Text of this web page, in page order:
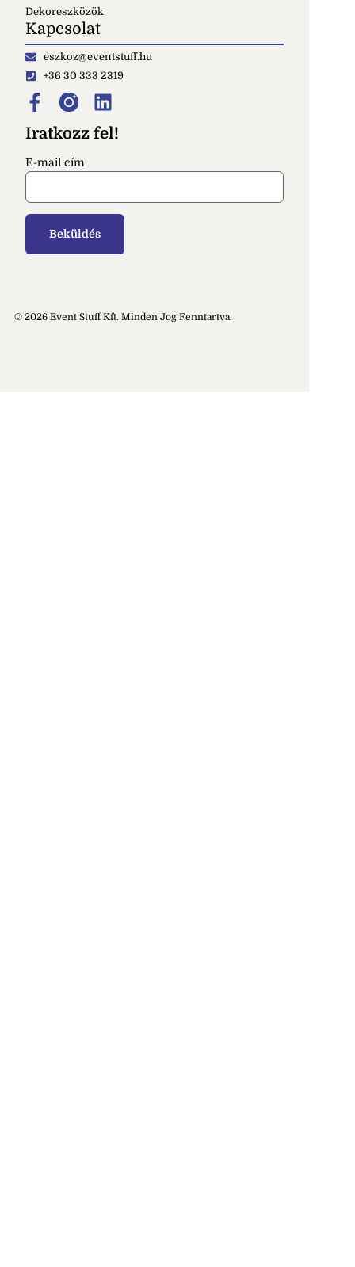
Dekoreszközök
Kapcsolat
eszkoz@eventstuff.hu
+36 30 333 2319
Iratkozz fel!
E-mail cím
© 2026 Event Stuff Kft. Minden Jog Fenntartva.